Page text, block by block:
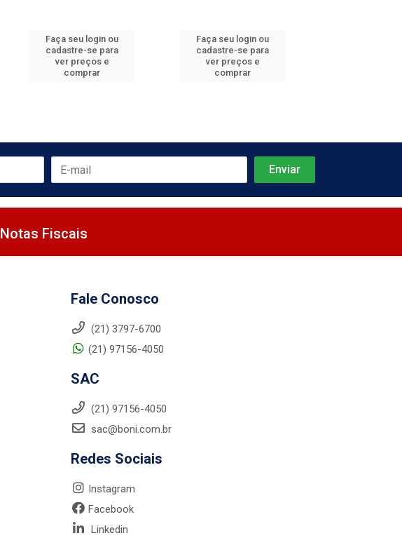
Faça seu login ou
cadastre-se para
ver preços e
comprar
Faça seu login ou
cadastre-se para
ver preços e
comprar
Notas Fiscais
Fale Conosco
(21) 3797-6700
(21) 97156-4050
SAC
(21) 97156-4050
sac@boni.com.br
Redes Sociais
Instagram
Facebook
Linkedin